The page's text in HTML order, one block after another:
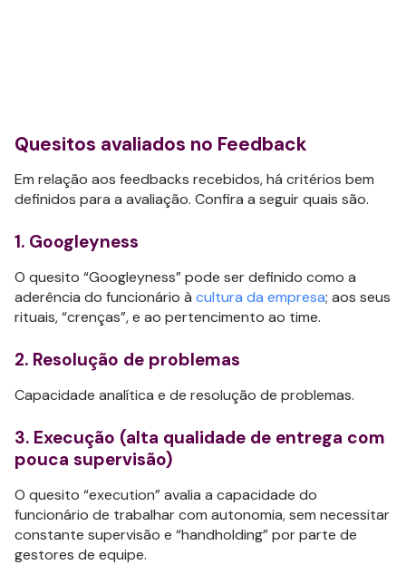
Quesitos avaliados no Feedback
Em relação aos feedbacks recebidos, há critérios bem
definidos para a avaliação. Confira a seguir quais são.
1. Googleyness
O quesito “Googleyness” pode ser definido como a
aderência do funcionário à cultura da empresa; aos seus
rituais, “crenças”, e ao pertencimento ao time.
2. Resolução de problemas
Capacidade analítica e de resolução de problemas.
3. Execução (alta qualidade de entrega com
pouca supervisão)
O quesito “execution” avalia a capacidade do
funcionário de trabalhar com autonomia, sem necessitar
constante supervisão e “handholding” por parte de
gestores de equipe.